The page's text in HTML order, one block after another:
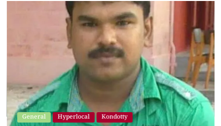
General Hyperlocal Kondotty